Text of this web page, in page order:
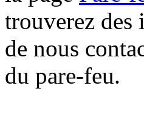
trouverez des
de nous
du pare-feu.